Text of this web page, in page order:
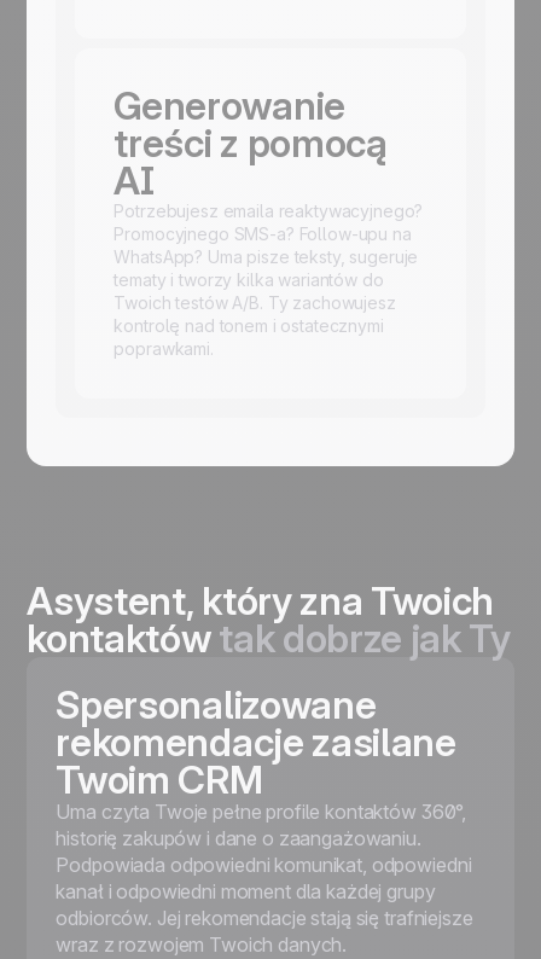
Generowanie
treści z pomocą
AI
Potrzebujesz emaila reaktywacyjnego?
Promocyjnego SMS-a? Follow-upu na
WhatsApp? Uma pisze teksty, sugeruje
tematy i tworzy kilka wariantów do
Twoich testów A/B. Ty zachowujesz
kontrolę nad tonem i ostatecznymi
poprawkami.
Asystent, który zna Twoich
kontaktówtak dobrze jak Ty
Spersonalizowane
rekomendacje zasilane
Twoim CRM
Uma czyta Twoje pełne profile kontaktów 360°,
historię zakupów i dane o zaangażowaniu.
Podpowiada odpowiedni komunikat, odpowiedni
kanał i odpowiedni moment dla każdej grupy
odbiorców. Jej rekomendacje stają się trafniejsze
wraz z rozwojem Twoich danych.